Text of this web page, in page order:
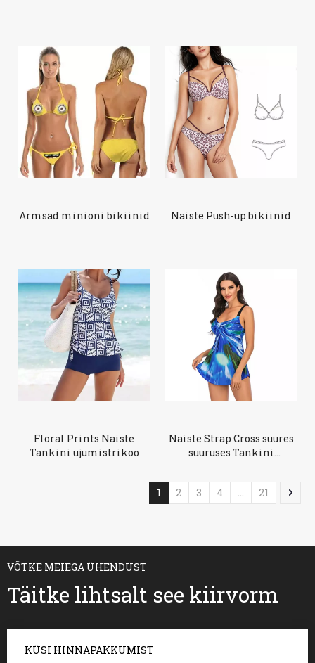
Armsad minioni bikiinid Naiste Push-up bikiinid
Floral Prints Naiste
Tankini ujumistrikoo
Naiste Strap Cross suures
suuruses Tankini
1
2 3 4 ... 21
VÕTKE MEIEGA ÜHENDUST
Täitke lihtsalt see kiirvorm
KÜSI HINNAPAKKUMIST